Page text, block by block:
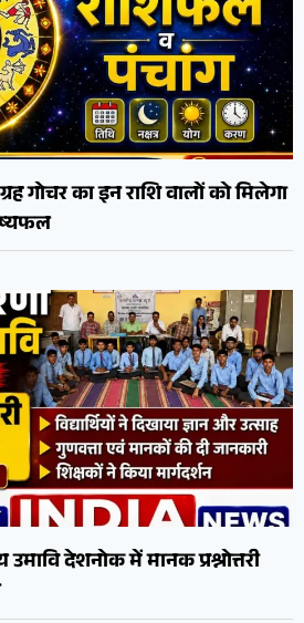
गोचर का इन राशि वालों को मिलेगा
देशनोक में मानक प्रश्नोत्तरी